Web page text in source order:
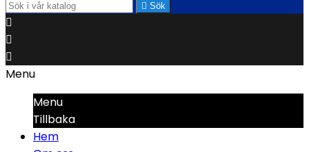
 Sök



Menu
Menu
Tillbaka
Hem